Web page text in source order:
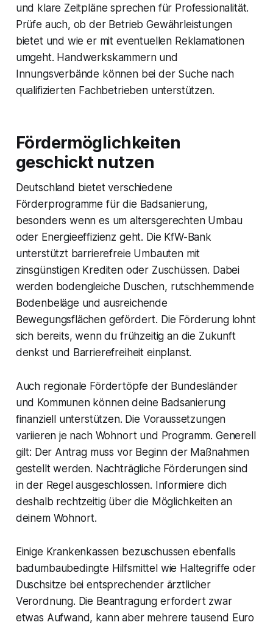
und klare Zeitpläne sprechen für Professionalität.
Prüfe auch, ob der Betrieb Gewährleistungen
bietet und wie er mit eventuellen Reklamationen
umgeht. Handwerkskammern und
Innungsverbände können bei der Suche nach
qualifizierten Fachbetrieben unterstützen.
Fördermöglichkeiten
geschickt nutzen
Deutschland bietet verschiedene
Förderprogramme für die Badsanierung,
besonders wenn es um altersgerechten Umbau
oder Energieeffizienz geht. Die KfW-Bank
unterstützt barrierefreie Umbauten mit
zinsgünstigen Krediten oder Zuschüssen. Dabei
werden bodengleiche Duschen, rutschhemmende
Bodenbeläge und ausreichende
Bewegungsflächen gefördert. Die Förderung lohnt
sich bereits, wenn du frühzeitig an die Zukunft
denkst und Barrierefreiheit einplanst.
Auch regionale Fördertöpfe der Bundesländer
und Kommunen können deine Badsanierung
finanziell unterstützen. Die Voraussetzungen
variieren je nach Wohnort und Programm. Generell
gilt: Der Antrag muss vor Beginn der Maßnahmen
gestellt werden. Nachträgliche Förderungen sind
in der Regel ausgeschlossen. Informiere dich
deshalb rechtzeitig über die Möglichkeiten an
deinem Wohnort.
Einige Krankenkassen bezuschussen ebenfalls
badumbaubedingte Hilfsmittel wie Haltegriffe oder
Duschsitze bei entsprechender ärztlicher
Verordnung. Die Beantragung erfordert zwar
etwas Aufwand, kann aber mehrere tausend Euro